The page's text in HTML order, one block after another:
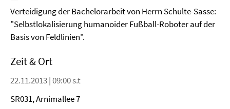
Verteidigung der Bachelorarbeit von Herrn Schulte-Sasse:
"Selbstlokalisierung humanoider Fußball-Roboter auf der
Basis von Feldlinien".
Zeit & Ort
22.11.2013 | 09:00 s.t
SR031, Arnimallee 7